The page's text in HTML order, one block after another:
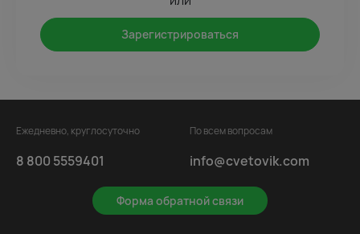
Зарегистрироваться
Ежедневно, круглосуточно
8 800 5559401
Форма обратной связи
По всем вопросам
info@cvetovik.com